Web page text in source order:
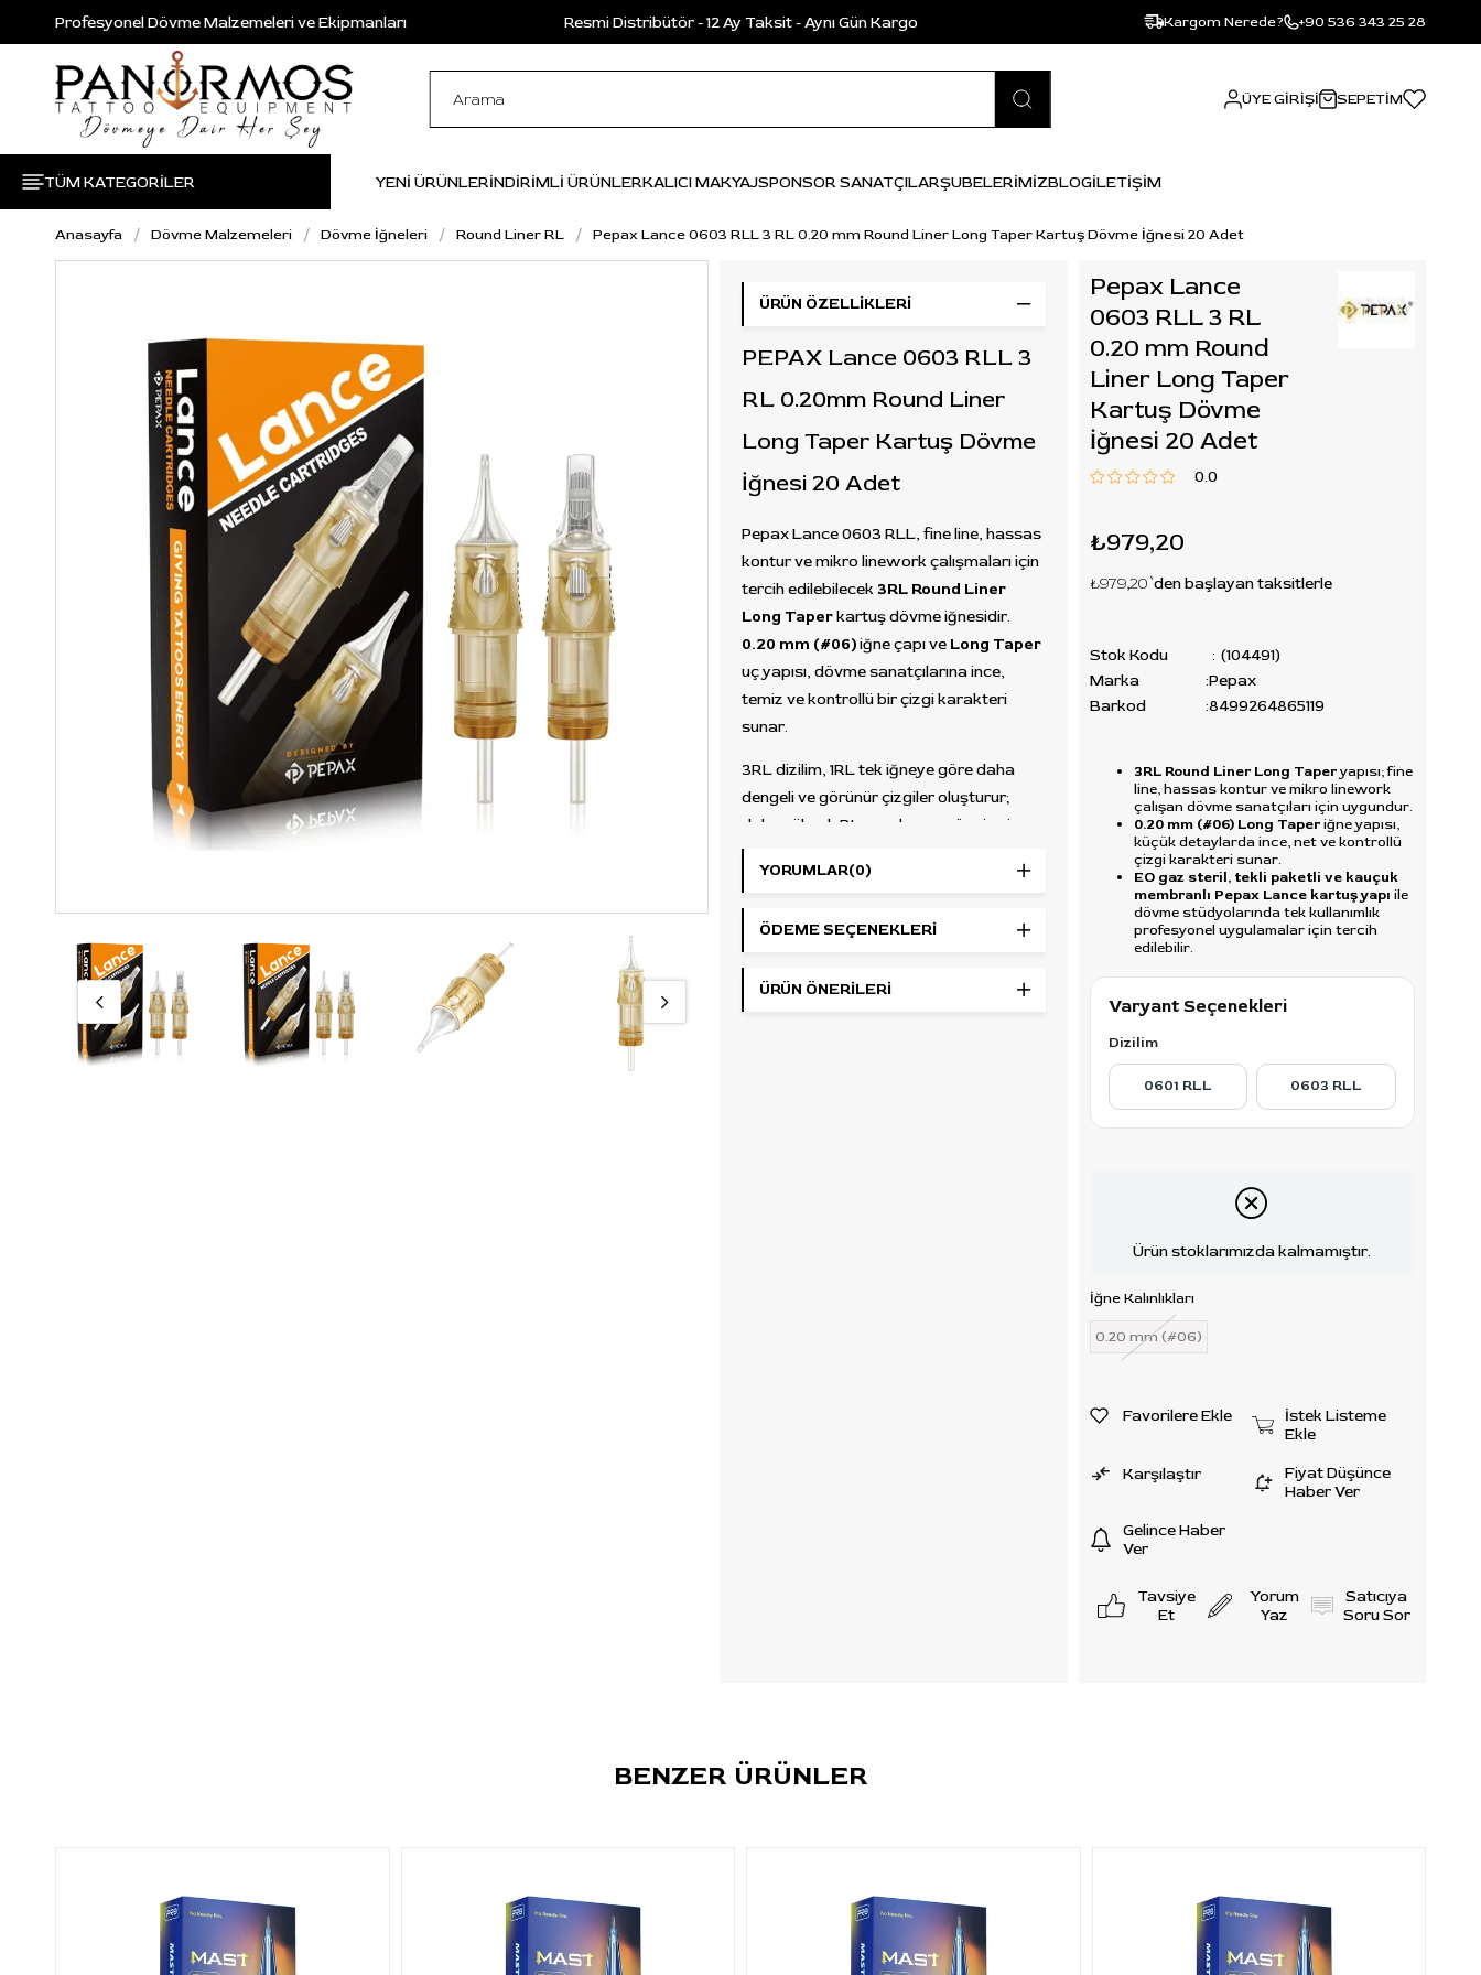
Profesyonel Dövme Malzemeleri ve Ekipmanları Resmi Distribütör - 12 Ay Taksit - Aynı Gün Kargo Kargom Nerede? +90 536 343 25 28
ÜYE GIRIŞI SEPETIM
TÜM KATEGORİLER YENİ ÜRÜNLERİNDİRİMLİ ÜRÜNLERKALICI MAKYAJSPONSOR SANATÇILARŞUBELERİMİZBLOGİLETİŞİM
Anasayfa Dövme Malzemeleri Dövme İğneleri Round Liner RL Pepax Lance 0603 RLL 3 RL 0.20 mm Round Liner Long Taper Kartuş Dövme İğnesi 20 Adet
ÜRÜN ÖZELLIKLERI
PEPAX Lance 0603 RLL 3
RL 0.20mm Round Liner
Long Taper Kartuş Dövme
İğnesi 20 Adet
Pepax Lance 0603 RLL, fine line, hassas
kontur ve mikro linework çalışmaları için
tercih edilebilecek 3RL Round Liner
Long Taperkartuş dövme iğnesidir.
0.20 mm (#06)iğne çapı ve Long Taper
uç yapısı, dövme sanatçılarına ince,
temiz ve kontrollü bir çizgi karakteri
sunar.
3RL dizilim, 1RL tek iğneye göre daha
dengeli ve görünür çizgiler oluşturur;
daha yüksek RL gruplarına göre ise ince
ve detay odaklı kullanım sağlar. Bu yapı;
küçük yazı detayları, minimalist dövme
tasarımları, hassas dış hatlar, mikro
detaylar ve kontrollü liner çalışmaları için
Öne Çıkan Özellikler
Konfigürasyon:3RL
0.20 mm (#06 gauge)
YORUMLAR(0)
ÖDEME SEÇENEKLERI
ÜRÜN ÖNERILERI
Pepax Lance
0603 RLL 3 RL
0.20 mm Round
Liner Long Taper
Kartuş Dövme
İğnesi 20 Adet
0.0
₺979,20
₺979,20 `den başlayan taksitlerle
Stok Kodu
(104491)
Marka
:Pepax
Barkod
:8499264865119
3RL Round Liner Long Taperyapısı; fine
line, hassas kontur ve mikro linework
çalışan dövme sanatçıları için uygundur.
0.20 mm (#06) Long Taperiğne yapısı,
küçük detaylarda ince, net ve kontrollü
çizgi karakteri sunar.
EO gaz steril, tekli paketli ve kauçuk
membranlı Pepax Lance kartuş yapı ile
dövme stüdyolarında tek kullanımlık
profesyonel uygulamalar için tercih
edilebilir.
Varyant Seçenekleri
Dizilim
0601 RLL 0603 RLL
Ürün stoklarımızda kalmamıştır.
İğne Kalınlıkları
0.20 mm (#06)
Favorilere Ekle
İstek Listeme
Ekle
Karşılaştır
Fiyat Düşünce
Haber Ver
Gelince Haber
Ver
Tavsiye
Et
Yorum
Yaz
Satıcıya
Soru Sor
BENZER ÜRÜNLER